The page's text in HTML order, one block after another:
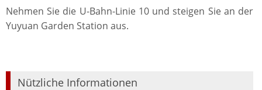
Nehmen Sie die U-Bahn-Linie 10 und steigen Sie an der
Yuyuan Garden Station aus.
Nützliche Informationen